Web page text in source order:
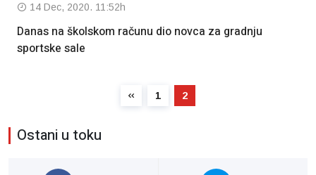
14 Dec, 2020. 11:52h
Danas na školskom računu dio novca za gradnju
sportske sale
1 2
Ostani u toku